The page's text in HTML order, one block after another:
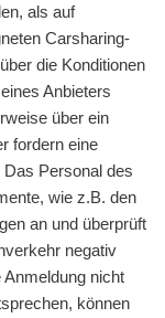
als auf
Carsharing-
die Konditionen
Anbieters
über ein
fordern eine
Das Personal des
wie z.B. den
an und überprüft
negativ
nicht
können